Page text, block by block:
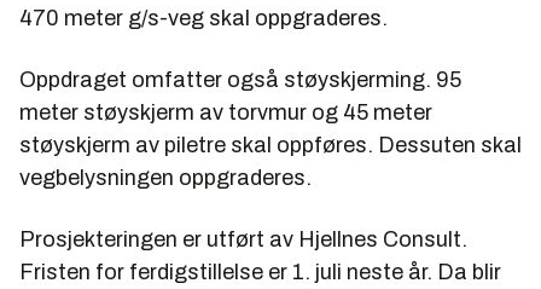
470 meter g/s-veg skal oppgraderes.
Oppdraget omfatter også støyskjerming. 95
meter støyskjerm av torvmur og 45 meter
støyskjerm av piletre skal oppføres. Dessuten skal
vegbelysningen oppgraderes.
Prosjekteringen er utført av Hjellnes Consult.
Fristen for ferdigstillelse er 1. juli neste år. Da blir